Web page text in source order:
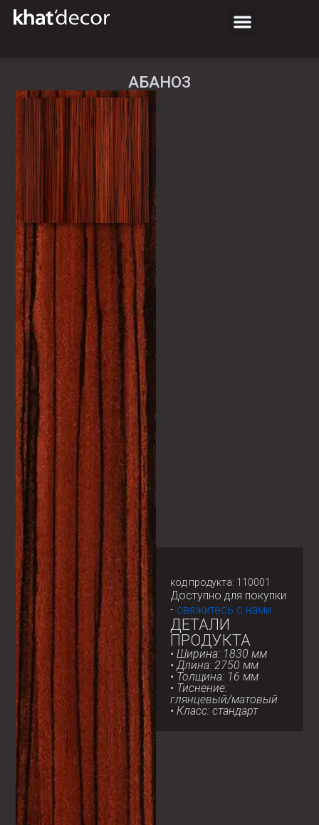
АБАНОЗ
код продукта: 110001
Доступно для покупки
- свяжитесь с нами
ДЕТАЛИ
ПРОДУКТА
• Ширина: 1830 мм
• Длина: 2750 мм
• Толщина: 16 мм
• Тиснение:
глянцевый/матовый
• Класс: стандарт